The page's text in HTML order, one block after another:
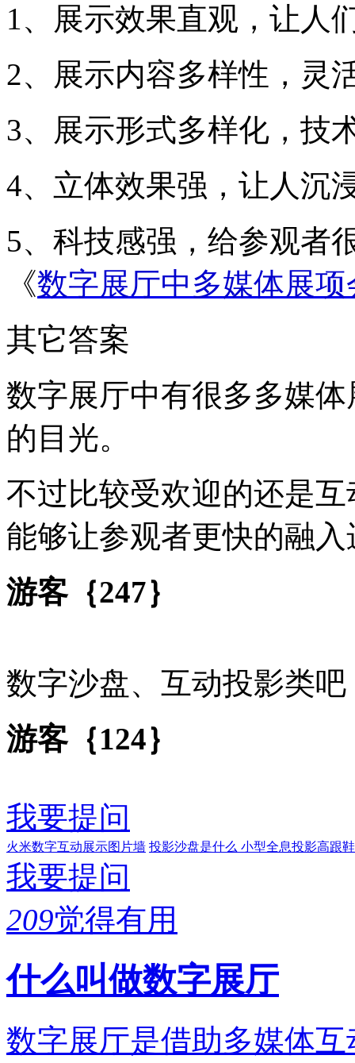
1、展示效果直观，让人
2、展示内容多样性，灵
3、展示形式多样化，技
4、立体效果强，让人沉
5、科技感强，给参观者
《数字展厅中多媒体展
其它答案
数字展厅中有很多多媒
的目光。
不过比较受欢迎的还是
能够让参观者更快的融入
游客｛247｝
数字沙盘、互动投影类吧
游客｛124｝
我要提问
火米数字互动展示图片墙 投影沙盘是什么 小型全息投影高跟
我要提问
209觉得有用
什么叫做数字展厅
数字展厅是借助多媒体